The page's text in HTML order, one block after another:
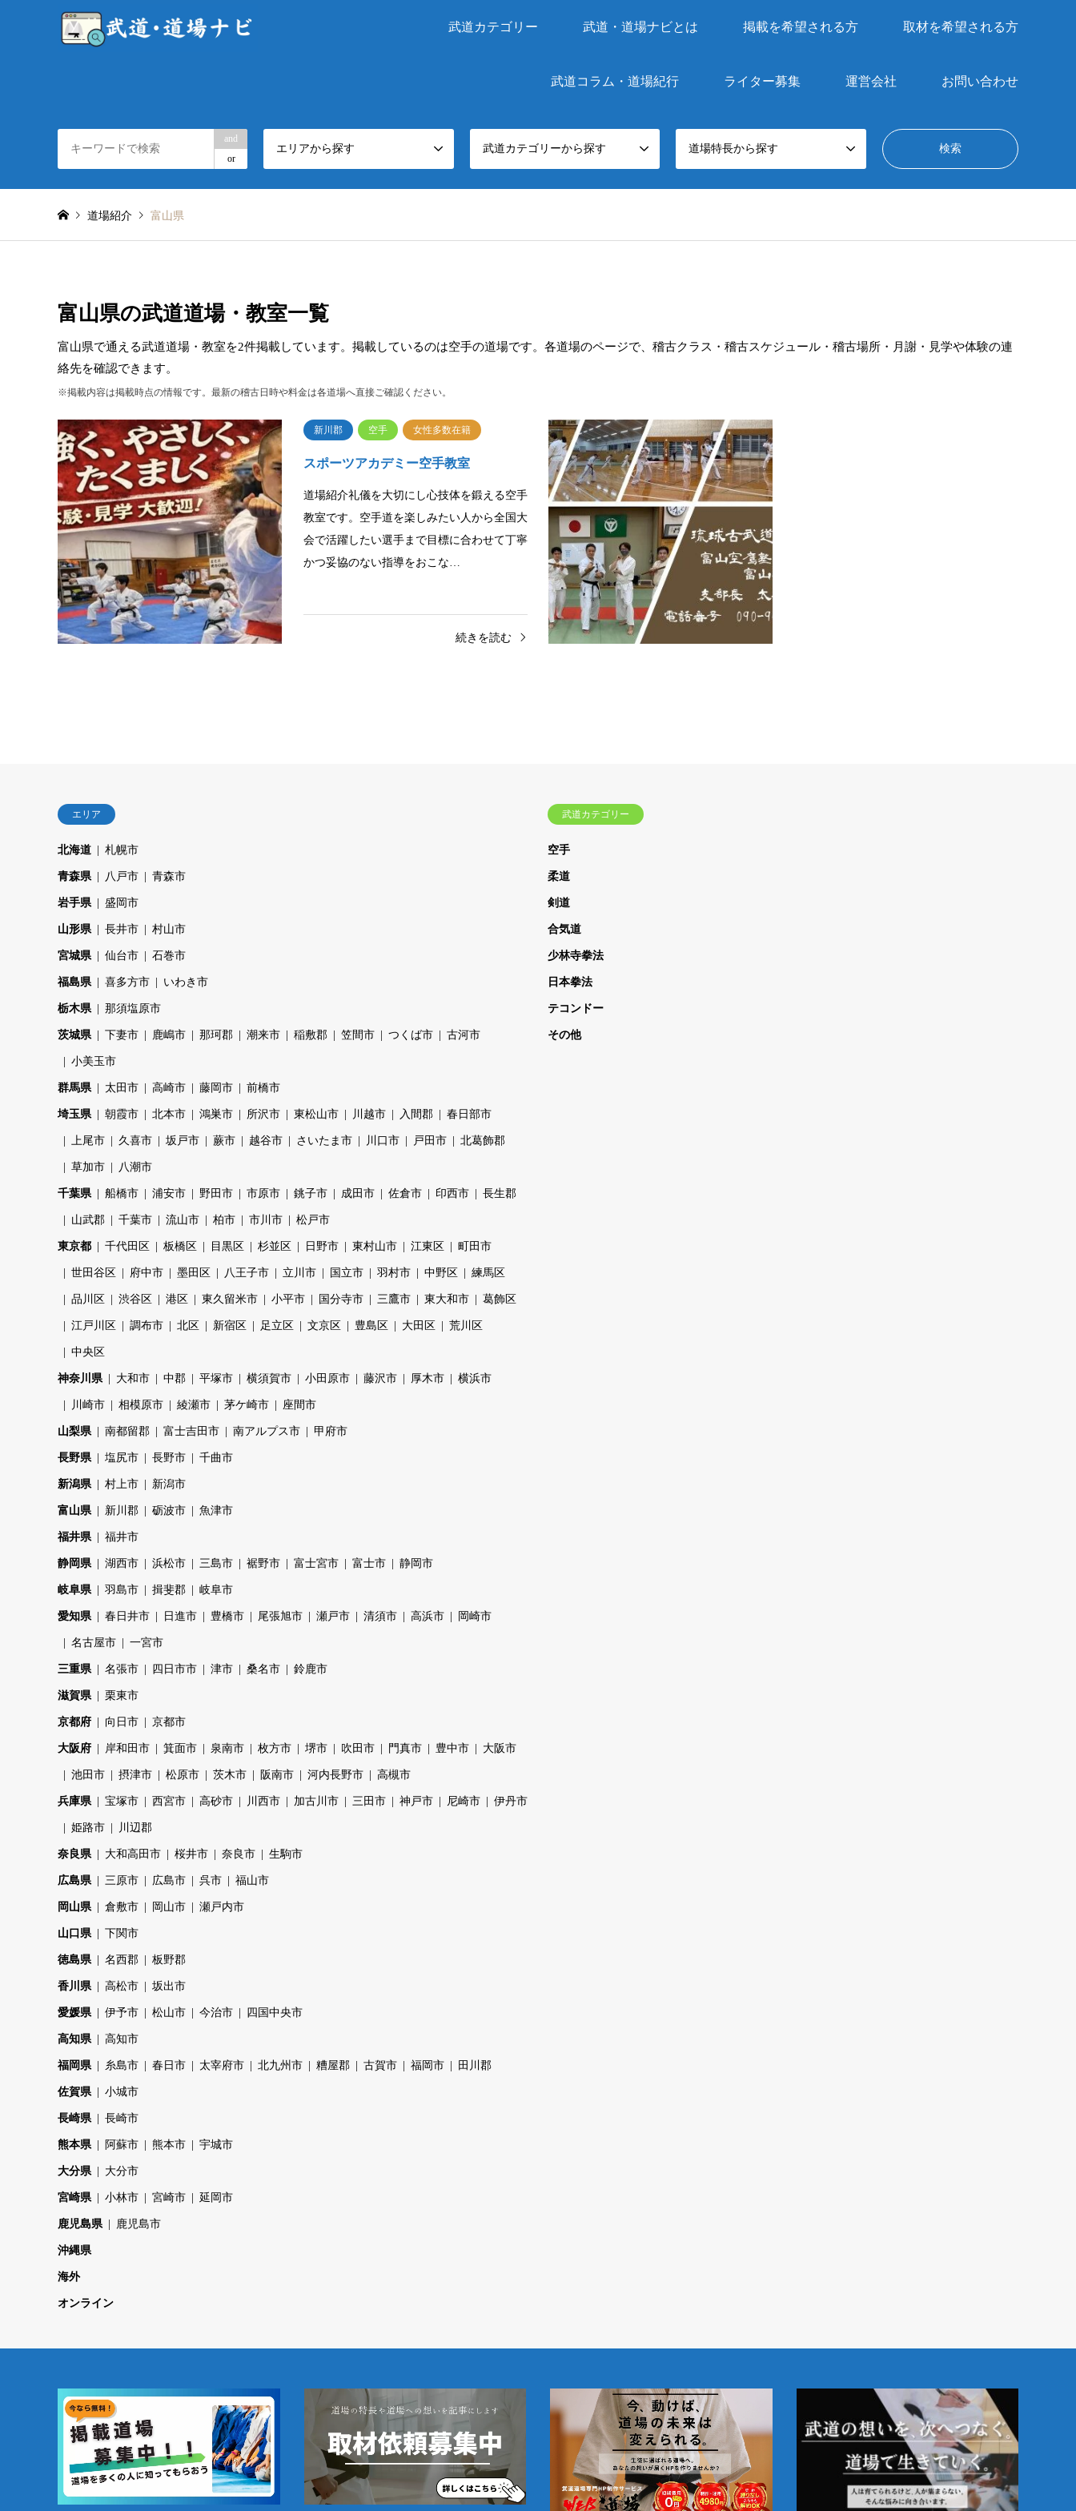
武道カテゴリー 武道・道場ナビとは 掲載を希望される方 取材を希望される方
武道コラム・道場紀行 ライター募集 運営会社 お問い合わせ
and
or
エリアから探す 武道カテゴリーから探す 道場特長から探す
道場紹介 富山県
富山県の武道道場・教室一覧
富山県で通える武道道場・教室を2件掲載しています。掲載しているのは空手の道場です。各道場のページで、稽古クラス・稽古スケジュール・稽古場所・月謝・見学や体験の連
絡先を確認できます。
※掲載内容は掲載時点の情報です。最新の稽古日時や料金は各道場へ直接ご確認ください。
新川郡 空手 女性多数在籍
スポーツアカデミー空手教室
道場紹介礼儀を大切にし心技体を鍛える空手
教室です。空手道を楽しみたい人から全国大
会で活躍したい選手まで目標に合わせて丁寧
かつ妥協のない指導をおこな…
続きを読む
エリア
北海道 札幌市
青森県 八戸市 青森市
岩手県 盛岡市
山形県 長井市 村山市
宮城県 仙台市 石巻市
福島県 喜多方市 いわき市
栃木県 那須塩原市
茨城県 下妻市 鹿嶋市 那珂郡 潮来市 稲敷郡 笠間市 つくば市 古河市
小美玉市
群馬県 太田市 高崎市 藤岡市 前橋市
埼玉県 朝霞市 北本市 鴻巣市 所沢市 東松山市 川越市 入間郡 春日部市
上尾市 久喜市 坂戸市 蕨市 越谷市 さいたま市 川口市 戸田市 北葛飾郡
草加市 八潮市
千葉県 船橋市 浦安市 野田市 市原市 銚子市 成田市 佐倉市 印西市 長生郡
山武郡 千葉市 流山市 柏市 市川市 松戸市
東京都 千代田区 板橋区 目黒区 杉並区 日野市 東村山市 江東区 町田市
世田谷区 府中市 墨田区 八王子市 立川市 国立市 羽村市 中野区 練馬区
品川区 渋谷区 港区 東久留米市 小平市 国分寺市 三鷹市 東大和市 葛飾区
江戸川区 調布市 北区 新宿区 足立区 文京区 豊島区 大田区 荒川区
中央区
神奈川県 大和市 中郡 平塚市 横須賀市 小田原市 藤沢市 厚木市 横浜市
川崎市 相模原市 綾瀬市 茅ケ崎市 座間市
山梨県 南都留郡 富士吉田市 南アルプス市 甲府市
長野県 塩尻市 長野市 千曲市
新潟県 村上市 新潟市
富山県 新川郡 砺波市 魚津市
福井県 福井市
静岡県 湖西市 浜松市 三島市 裾野市 富士宮市 富士市 静岡市
岐阜県 羽島市 揖斐郡 岐阜市
愛知県 春日井市 日進市 豊橋市 尾張旭市 瀬戸市 清須市 高浜市 岡崎市
名古屋市 一宮市
三重県 名張市 四日市市 津市 桑名市 鈴鹿市
滋賀県 栗東市
京都府 向日市 京都市
大阪府 岸和田市 箕面市 泉南市 枚方市 堺市 吹田市 門真市 豊中市 大阪市
池田市 摂津市 松原市 茨木市 阪南市 河内長野市 高槻市
兵庫県 宝塚市 西宮市 高砂市 川西市 加古川市 三田市 神戸市 尼崎市 伊丹市
姫路市 川辺郡
奈良県 大和高田市 桜井市 奈良市 生駒市
広島県 三原市 広島市 呉市 福山市
岡山県 倉敷市 岡山市 瀬戸内市
山口県 下関市
徳島県 名西郡 板野郡
香川県 高松市 坂出市
愛媛県 伊予市 松山市 今治市 四国中央市
高知県 高知市
福岡県 糸島市 春日市 太宰府市 北九州市 糟屋郡 古賀市 福岡市 田川郡
佐賀県 小城市
長崎県 長崎市
熊本県 阿蘇市 熊本市 宇城市
大分県 大分市
宮崎県 小林市 宮崎市 延岡市
鹿児島県 鹿児島市
沖縄県
海外
オンライン
武道カテゴリー
空手
柔道
剣道
合気道
少林寺拳法
日本拳法
テコンドー
その他